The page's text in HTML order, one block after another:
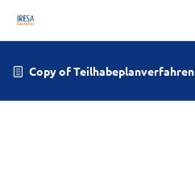
Copy of Teilhabeplanverfahren